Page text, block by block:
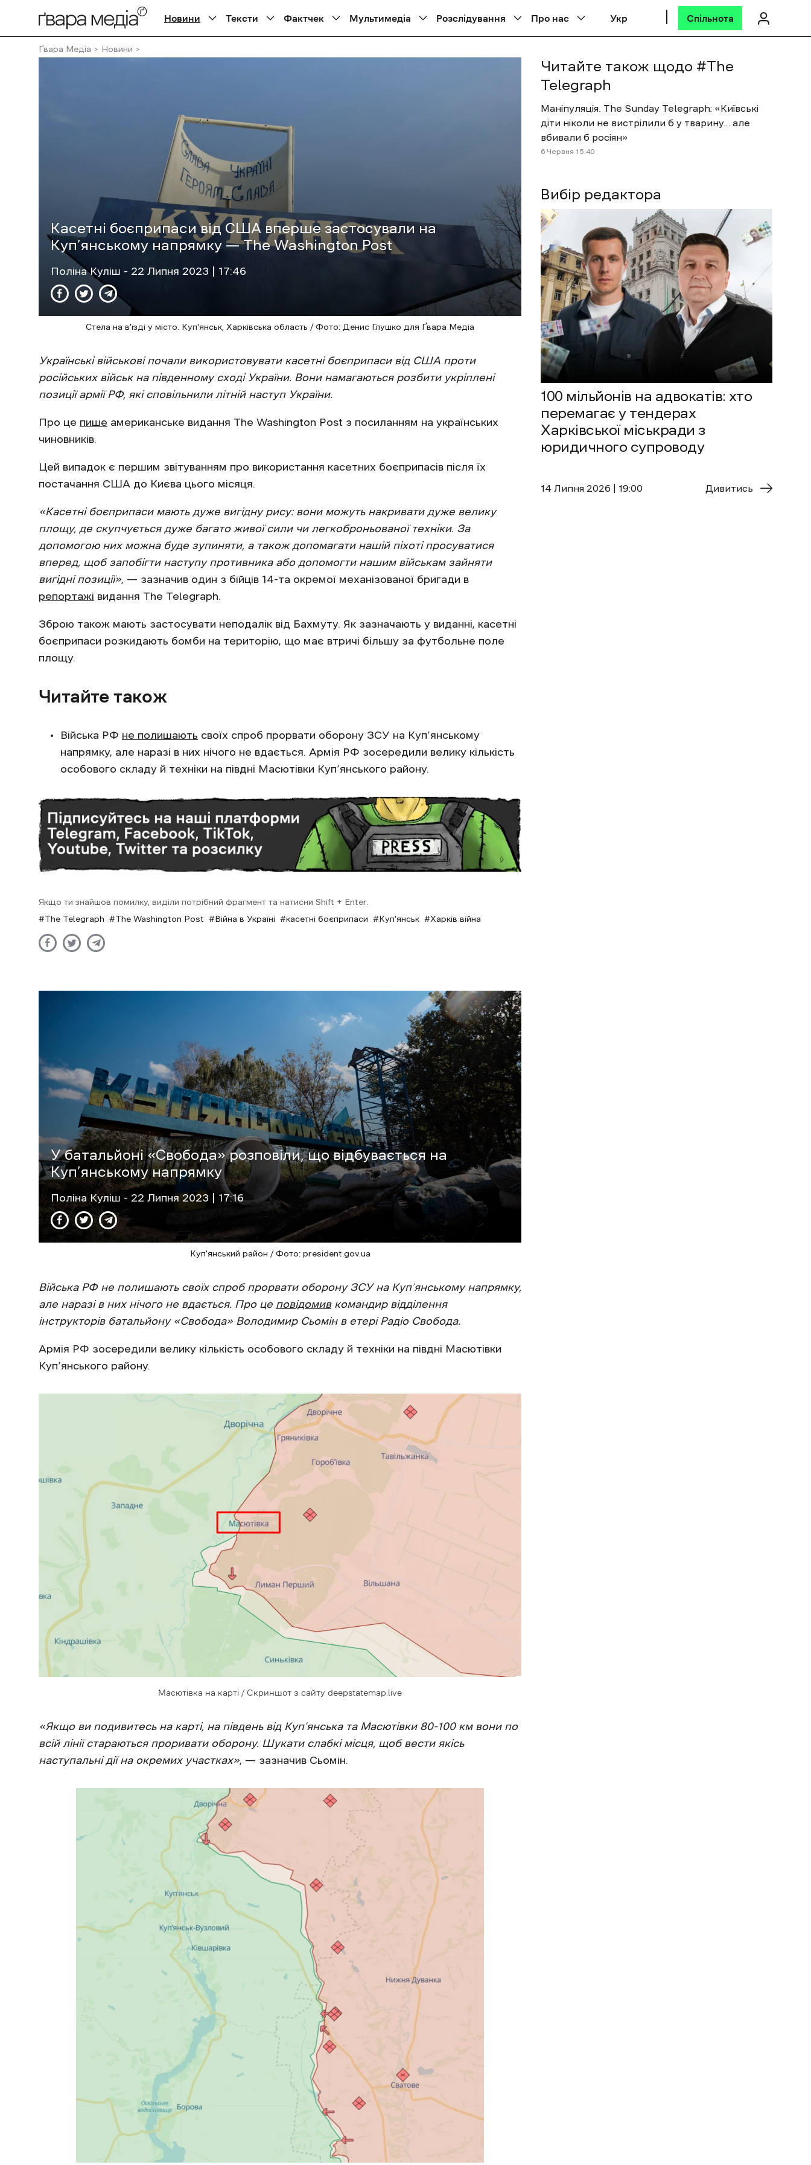
Новини Тексти Фактчек Мультимедіа Розслідування Про нас Укр Спільнота
Ґвара Медіа Новини
Касетні боєприпаси від США вперше застосували на
Куп’янському напрямку — The Washington Post
Поліна Куліш - 22 Липня 2023 | 17:46
Стела на в'їзді у місто. Куп'янськ, Харківська область / Фото: Денис Глушко для Ґвара Медіа
Українські військові почали використовувати касетні боєприпаси від США проти
російських військ на південному сході України. Вони намагаються розбити укріплені
позиції армії РФ, які сповільнили літній наступ України.
Про це пише американське видання The Washington Post з посиланням на українських
чиновників.
Цей випадок є першим звітуванням про використання касетних боєприпасів після їх
постачання США до Києва цього місяця.
«Касетні боєприпаси мають дуже вигідну рису: вони можуть накривати дуже велику
площу, де скупчується дуже багато живої сили чи легкоброньованої техніки. За
допомогою них можна буде зупиняти, а також допомагати нашій піхоті просуватися
вперед, щоб запобігти наступу противника або допомогти нашим військам зайняти
вигідні позиції», — зазначив один з бійців 14-та окремої механізованої бригади в
репортажі видання The Telegraph.
Зброю також мають застосувати неподалік від Бахмуту. Як зазначають у виданні, касетні
боєприпаси розкидають бомби на територію, що має втричі більшу за футбольне поле
площу.
Читайте також
Війська РФ не полишають своїх спроб прорвати оборону ЗСУ на Куп’янському
напрямку, але наразі в них нічого не вдається. Армія РФ зосередили велику кількість
особового складу й техніки на півдні Масютівки Куп’янського району.
Якщо ти знайшов помилку, виділи потрібний фрагмент та натисни Shift + Enter.
The Telegraph
The Washington Post Війна в Україні касетні боєприпаси Куп'янськ Харків війна
У батальйоні «Свобода» розповіли, що відбувається на
Куп’янському напрямку
Поліна Куліш - 22 Липня 2023 | 17:16
Куп'янський район / Фото: president.gov.ua
Війська РФ не полишають своїх спроб прорвати оборону ЗСУ на Куп’янському напрямку,
але наразі в них нічого не вдається. Про це повідомивкомандир відділення
інструкторів батальйону «Свобода» Володимир Сьомін в етері Радіо Свобода.
Армія РФ зосередили велику кількість особового складу й техніки на півдні Масютівки
Куп’янського району.
Масютівка на карті / Скриншот з сайту deepstatemap.live
«Якщо ви подивитесь на карті, на південь від Куп’янська та Масютівки 80-100 км вони по
всій лінії стараються проривати оборону. Шукати слабкі місця, щоб вести якісь
наступальні дії на окремих участках», — зазначив Сьомін.
Вибір редактора
100 мільйонів на адвокатів: хто
перемагає у тендерах
Харківської міськради з
юридичного супроводу
14 Липня 2026 | 19:00 Дивитись
Читайте також щодо #The
Telegraph
Маніпуляція. The Sunday Telegraph: «Київські
діти ніколи не вистрілили б у тварину… але
вбивали б росіян»
6 Червня 15:40